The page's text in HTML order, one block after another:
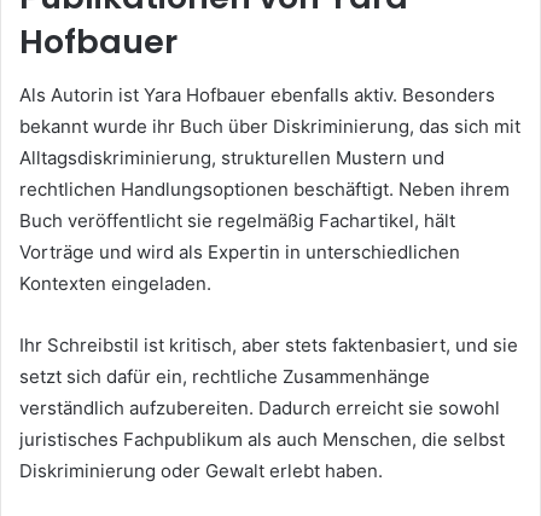
Hofbauer
Als Autorin ist Yara Hofbauer ebenfalls aktiv. Besonders
bekannt wurde ihr Buch über Diskriminierung, das sich mit
Alltagsdiskriminierung, strukturellen Mustern und
rechtlichen Handlungsoptionen beschäftigt. Neben ihrem
Buch veröffentlicht sie regelmäßig Fachartikel, hält
Vorträge und wird als Expertin in unterschiedlichen
Kontexten eingeladen.
Ihr Schreibstil ist kritisch, aber stets faktenbasiert, und sie
setzt sich dafür ein, rechtliche Zusammenhänge
verständlich aufzubereiten. Dadurch erreicht sie sowohl
juristisches Fachpublikum als auch Menschen, die selbst
Diskriminierung oder Gewalt erlebt haben.